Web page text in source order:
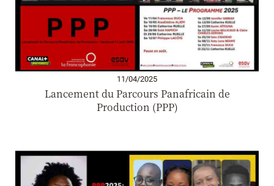
11/04/2025
Lancement du Parcours Panafricain de
Production (PPP)